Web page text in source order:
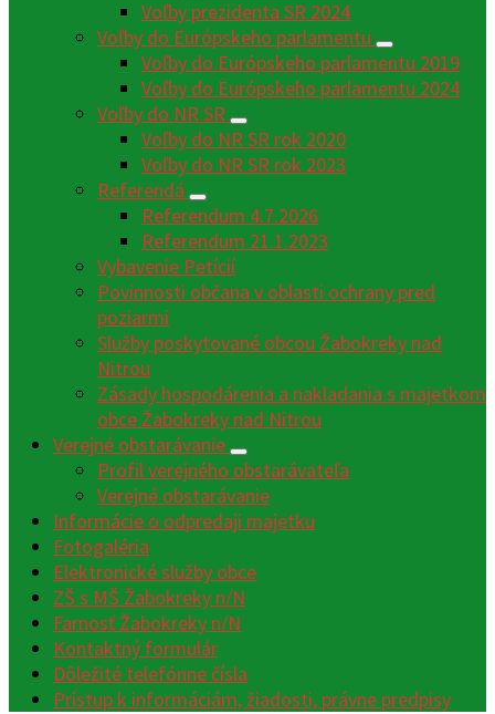
Voľby prezidenta SR 2024
Voľby do Európskeho parlamentu
Voľby do Európskeho parlamentu 2019
Voľby do Európskeho parlamentu 2024
Voľby do NR SR
Voľby do NR SR rok 2020
Voľby do NR SR rok 2023
Referendá
Referendum 4.7.2026
Referendum 21.1.2023
Vybavenie Petícií
Povinnosti občana v oblasti ochrany pred
poziarmi
Služby poskytované obcou Žabokreky nad
Nitrou
Zásady hospodárenia a nakladania s majetkom
obce Žabokreky nad Nitrou
Verejné obstarávanie
Profil verejného obstarávateľa
Verejné obstarávanie
Informácie o odpredaji majetku
Fotogaléria
Elektronické služby obce
ZŠ s MŠ Žabokreky n/N
Farnosť Žabokreky n/N
Kontaktný formulár
Dôležité telefónne čísla
Prístup k informáciám, žiadosti, právne predpisy